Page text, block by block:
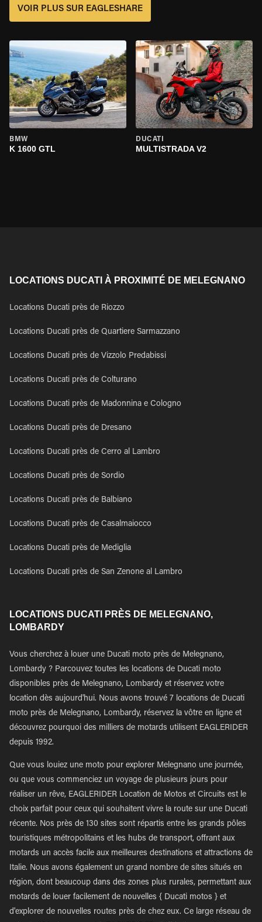
VOIR PLUS SUR EAGLESHARE
BMW
K 1600 GTL
DUCATI
MULTISTRADA V2
LOCATIONS DUCATI À PROXIMITÉ DE MELEGNANO
Locations Ducati près de Riozzo
Locations Ducati près de Quartiere Sarmazzano
Locations Ducati près de Vizzolo Predabissi
Locations Ducati près de Colturano
Locations Ducati près de Madonnina e Cologno
Locations Ducati près de Dresano
Locations Ducati près de Cerro al Lambro
Locations Ducati près de Sordio
Locations Ducati près de Balbiano
Locations Ducati près de Casalmaiocco
Locations Ducati près de Mediglia
Locations Ducati près de San Zenone al Lambro
LOCATIONS DUCATI PRÈS DE MELEGNANO,
LOMBARDY
Vous cherchez à louer une Ducati moto près de Melegnano,
Lombardy ? Parcouvez toutes les locations de Ducati moto
disponibles près de Melegnano, Lombardy et réservez votre
location dès aujourd'hui. Nous avons trouvé 7 locations de Ducati
moto près de Melegnano, Lombardy, réservez la vôtre en ligne et
découvrez pourquoi des milliers de motards utilisent EAGLERIDER
depuis 1992.
Que vous louiez une moto pour explorer Melegnano une journée,
ou que vous commenciez un voyage de plusieurs jours pour
réaliser un rêve, EAGLERIDER Location de Motos et Circuits est le
choix parfait pour ceux qui souhaitent vivre la route sur une Ducati
récente. Nos près de 130 sites sont répartis entre les grands pôles
touristiques métropolitains et les hubs de transport, offrant aux
motards un accès facile aux meilleures destinations et attractions de
Italie. Nous avons également un grand nombre de sites situés en
région, dont beaucoup dans des zones plus rurales, permettant aux
motards de louer facilement de nouvelles { Ducati motos } et
d'explorer de nouvelles routes près de chez eux. Ce large réseau de